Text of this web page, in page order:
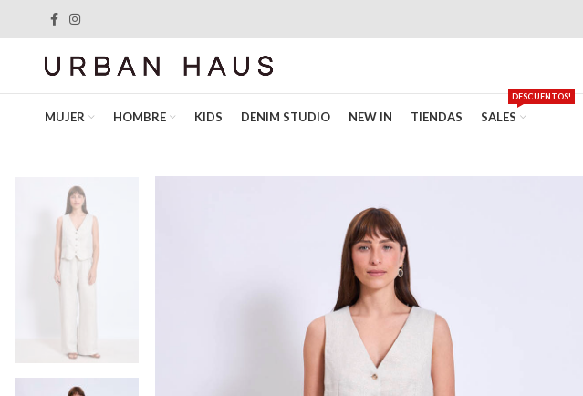
MUJER HOMBRE KIDS DENIM STUDIO NEW IN TIENDAS SALES
DESCUENTOS!